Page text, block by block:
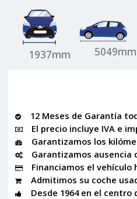
1937mm 5049mm
12 Meses de Garantía
El precio incluye IVA e
Garantizamos los
Garantizamos ausencia
Financiamos el vehículo
Admitimos su coche
Desde 1964 en el centro